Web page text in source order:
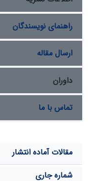
رودخانه را بر اساس
کند. دیگر مزیت
معدودی خطا در
برآورد بهتر مدل
است. همچنین با بالا
داده‌های امتحان،
راهنمای نویسندگان
ارسال مقاله
داوران
تماس با ما
مقالات آماده انتشار
شماره جاری